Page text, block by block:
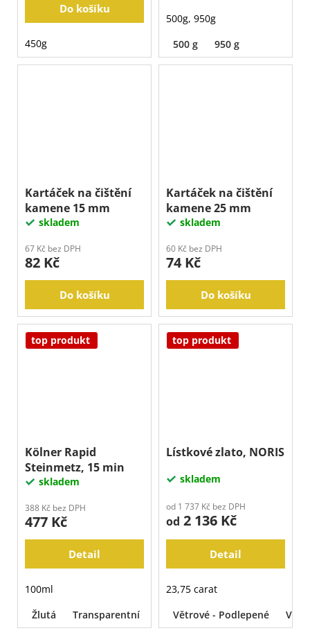
Do košíku
450g
500g, 950g
500 g
950 g
Kartáček na čištění
kamene 15 mm
skladem
67 Kč bez DPH
82 Kč
Do košíku
Kartáček na čištění
kamene 25 mm
skladem
60 Kč bez DPH
74 Kč
Do košíku
top produkt
Kölner Rapid
Steinmetz, 15 min
skladem
388 Kč bez DPH
477 Kč
Detail
100ml
Žlutá
Transparentní
top produkt
Lístkové zlato, NORIS
skladem
od 1 737 Kč bez DPH
od 2 136 Kč
Detail
23,75 carat
Větrové - Podlepené